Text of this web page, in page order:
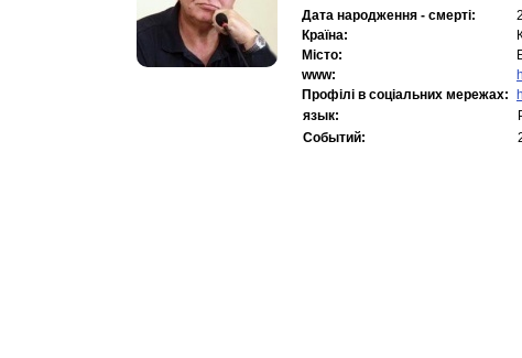
Дата народження - смерті:
Країна:
Місто:
www:
Профілі в соціальних мережах:
язык:
Событий: